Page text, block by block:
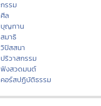
กรรม
ศีล
บุญทาน
สมาธิ
วิปัสสนา
ปริวาสกรรม
ฟังสวดมนต์
คอร์สปฏิบัติธรรม